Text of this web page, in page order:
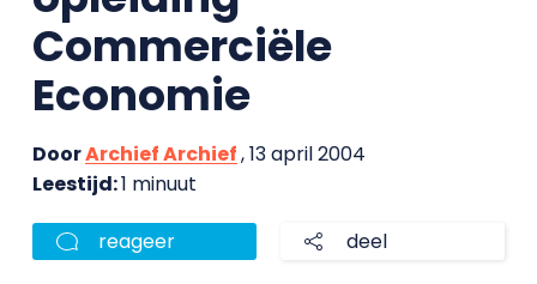
Commerciële
Economie
DoorArchief Archief, 13 april 2004
Leestijd:1 minuut
reageer deel